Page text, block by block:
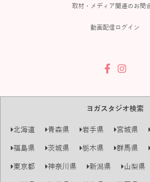
取材・メディア関連のお問
動画配信ログイン
ヨガスタジオ検索
北海道 青森県 岩手県 宮城県
福島県
茨城県 栃木県 群馬県
東京都
神奈川県 新潟県 山梨県